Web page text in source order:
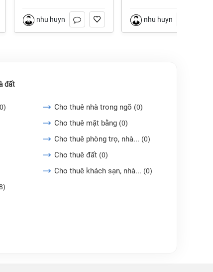
nhu huynh
nhu huynh
đất
Cho thuê nhà trong ngõ (0)
Cho thuê mặt bằng (0)
Cho thuê phòng trọ, nhà... (0)
Cho thuê đất (0)
Cho thuê khách sạn, nhà... (0)